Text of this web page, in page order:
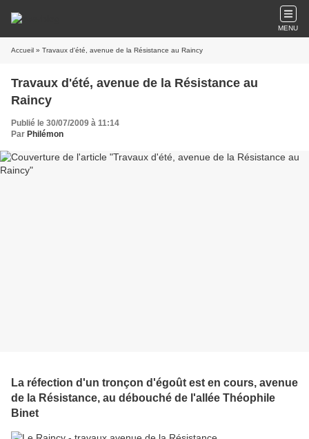
MENU
Accueil » Travaux d'été, avenue de la Résistance au Raincy
Travaux d'été, avenue de la Résistance au
Raincy
Publié le 30/07/2009 à 11:14
Par Philémon
La réfection d'un tronçon d'égoût est en cours, avenue
de la Résistance, au débouché de l'allée Théophile
Binet